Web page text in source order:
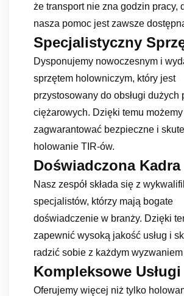
że transport nie zna godzin pracy,
nasza pomoc jest zawsze
Specjalistyczny
Dysponujemy nowoczesnym i
sprzętem holowniczym, który jest
przystosowany do obsługi dużych
ciężarowych. Dzięki temu możemy
zagwarantować bezpieczne i
holowanie TIR-ów.
Doświadczona Kadra
Nasz zespół składa się z
specjalistów, którzy mają bogate
doświadczenie w branży. Dzięki
zapewnić wysoką jakość usług i
radzić sobie z każdym
Kompleksowe Usługi
Oferujemy więcej niż tylko